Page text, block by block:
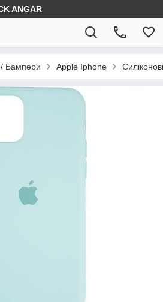
ANGAR
Бампери Apple Iphone